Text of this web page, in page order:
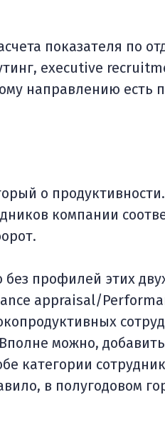
показателя по
executive
направлению есть
о
компании
без профилей этих
appraisal/
можно,
категории
в полугодовом